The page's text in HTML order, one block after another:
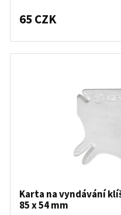
65 CZK
Karta na vyndávání
85 x 54 mm